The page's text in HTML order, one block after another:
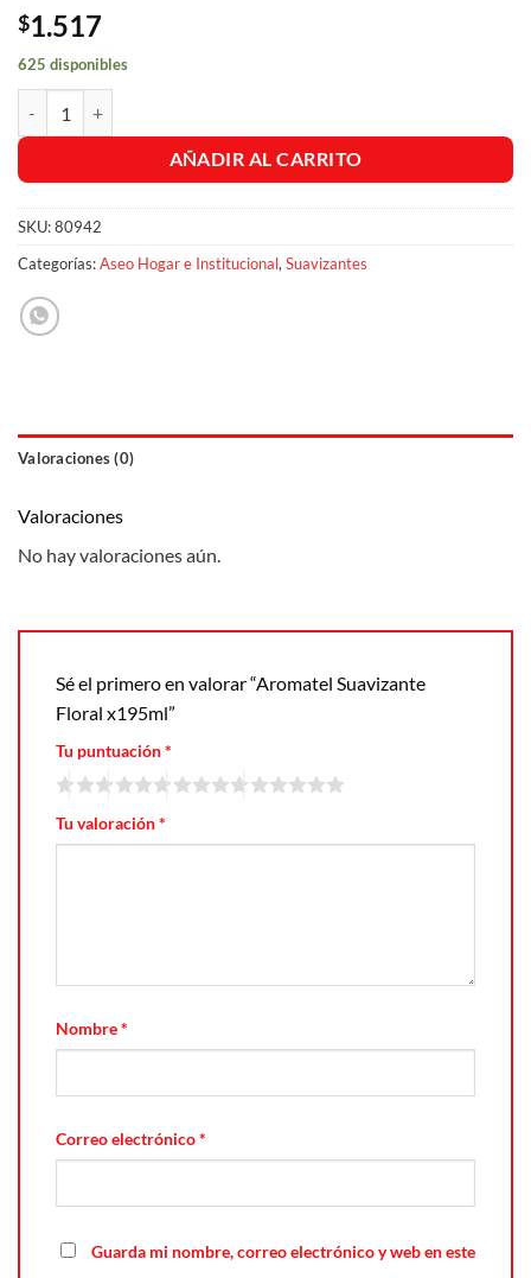
$1.517
625 disponibles
AÑADIR AL CARRITO
SKU:80942
Categorías:Aseo Hogar e Institucional, Suavizantes
Valoraciones (0)
Valoraciones
No hay valoraciones aún.
Sé el primero en valorar “Aromatel Suavizante
Floral x195ml”
Tu puntuación*
Tu valoración*
Nombre*
Correo electrónico*
Guarda mi nombre, correo electrónico y web en este